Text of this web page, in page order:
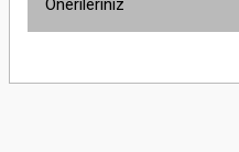
Önerileriniz
yetersiz gördüğünüz noktaları